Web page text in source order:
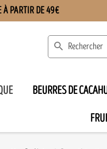
À PARTIR DE 49€
search
BEURRES DE